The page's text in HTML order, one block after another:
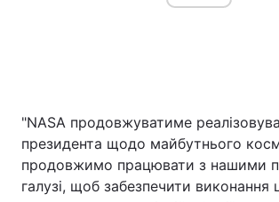
"NASA продовжуватиме
президента щодо майбутнього
продовжимо працювати з нашими
галузі, щоб забезпечити виконання